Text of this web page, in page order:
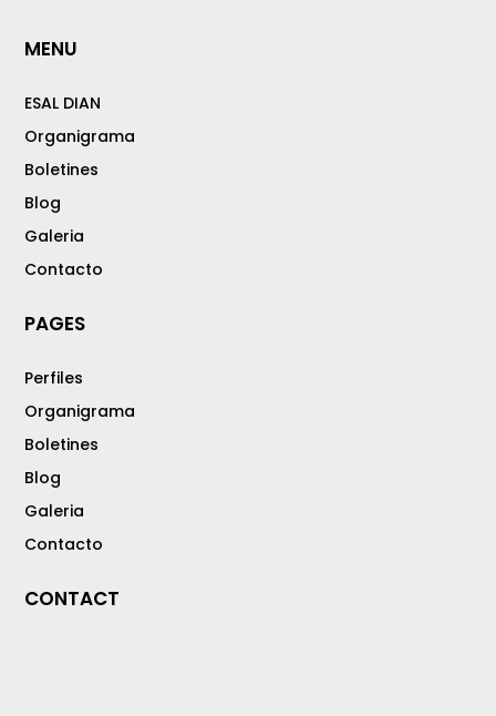
MENU
ESAL DIAN
Organigrama
Boletines
Blog
Galeria
Contacto
PAGES
Perfiles
Organigrama
Boletines
Blog
Galeria
Contacto
CONTACT